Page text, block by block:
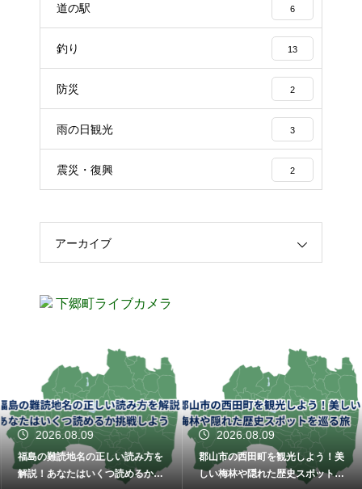
道の駅 6
釣り 13
防災 2
雨の日観光 3
震災・復興 2
アーカイブ
下郷町ライブカメラ
2026.08.09
福島の難読地名の正しい読み方を
解説！あなたはいくつ読めるか挑
2026.08.09
郡山市の西田町を観光しよう！美
しい梅林や隠れた歴史スポットを